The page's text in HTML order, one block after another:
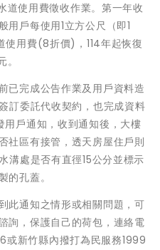
道使用費徵收作業。第一年收
用戶每使用1立方公尺（即1
使用費(8折價)，114年起恢復
已完成公告作業及用戶資料造
訂委託代收契約，也完成資料
戶通知，收到通知後，大樓
社區有接管，透天房屋住戶則
溝處是否有直徑15公分並標示
的孔蓋。
此通知之情形或相關問題，可
詢，保護自己的荷包，連絡電
新竹縣內撥打為民服務1999